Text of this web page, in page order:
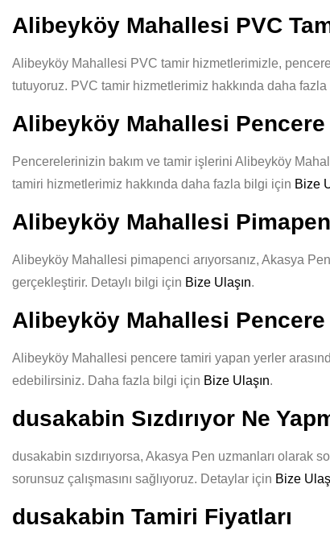
Alibeyköy Mahallesi PVC
Alibeyköy Mahallesi PVC tamir hizmetlerimizle,
tutuyoruz. PVC tamir hizmetlerimiz hakkında daha
Alibeyköy Mahallesi Pencere
Pencerelerinizin bakım ve tamir işlerini Alibeyköy
tamiri hizmetlerimiz hakkında daha fazla bilgi için Bize
Alibeyköy Mahallesi
Alibeyköy Mahallesi pimapenci arıyorsanız, Akasya
gerçekleştirir. Detaylı bilgi için Bize Ulaşın.
Alibeyköy Mahallesi Pencere
Alibeyköy Mahallesi pencere tamiri yapan yerler
edebilirsiniz. Daha fazla bilgi için Bize Ulaşın.
dusakabin Sızdırıyor Ne
dusakabin sızdırıyorsa, Akasya Pen uzmanları olarak
sorunsuz çalışmasını sağlıyoruz. Detaylar için Bize
dusakabin Tamiri Fiyatları